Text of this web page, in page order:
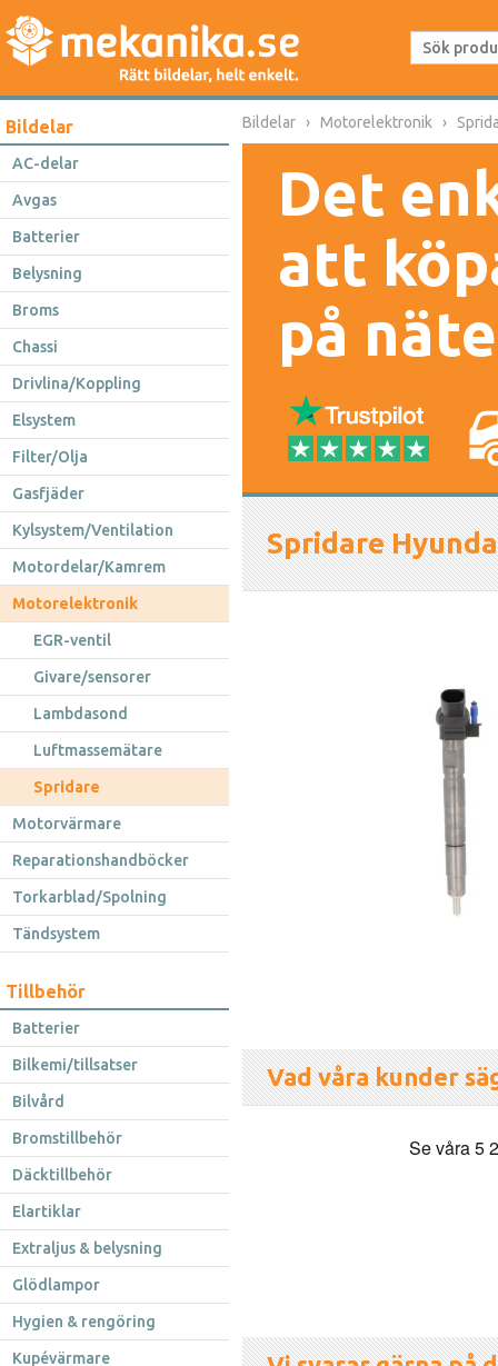
Bildelar
AC-delar
Avgas
Batterier
Belysning
Broms
Chassi
Drivlina/Koppling
Elsystem
Filter/Olja
Gasfjäder
Kylsystem/Ventilation
Motordelar/Kamrem
Motorelektronik
EGR-ventil
Givare/sensorer
Lambdasond
Luftmassemätare
Spridare
Motorvärmare
Reparationshandböcker
Torkarblad/Spolning
Tändsystem
Tillbehör
Batterier
Bilkemi/tillsatser
Bilvård
Bromstillbehör
Däcktillbehör
Elartiklar
Extraljus & belysning
Glödlampor
Hygien & rengöring
Kupévärmare
Bildelar Motorelektronik
Det
att
på
Spridare
Vad våra kunder